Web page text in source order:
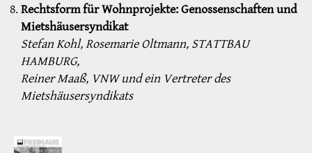
Rechtsform für Wohnprojekte: Genossenschaften und
Mietshäusersyndikat
Stefan Kohl, Rosemarie Oltmann, STATTBAU
HAMBURG,
Reiner Maaß, VNW und ein Vertreter des
Mietshäusersyndikats